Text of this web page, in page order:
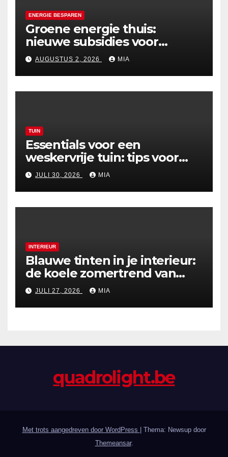
ENERGIE BESPAREN
Groene energie thuis:
nieuwe subsidies voor
zonnepanelen in 2026
AUGUSTUS 2, 2026 MIA
TUIN
Essentials voor een
weskervrije tuin: tips voor
een zorgeloze zomer
JULI 30, 2026 MIA
INTERIEUR
Blauwe tinten in je interieur:
de koele zomertrend van
2026
JULI 27, 2026 MIA
quadrolight.be
Met trots aangedreven door WordPress
Thema: Newsup door
Themeansar.